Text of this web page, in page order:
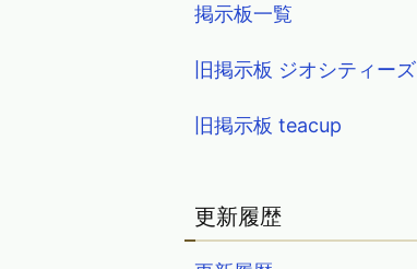
掲示板一覧
旧掲示板 ジオシティーズ
旧掲示板 teacup
更新履歴